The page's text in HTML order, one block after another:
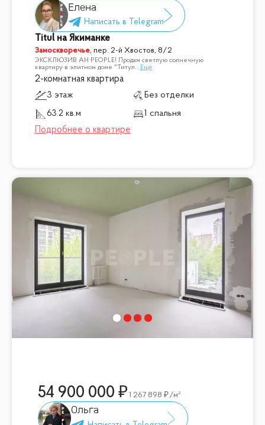
Елена
Titul на Якиманке
Замоскворечье, пер. 2-й Хвостов, 8/2
ЭКСКЛЮЗИВ АН PEOPLE! Продам светлую солнечную
квартиру в элитном доме "Титул... Ещё
2-комнатная квартира
3 этаж
Без отделки
63.2 кв.м
1 спальня
54 900 000 1 267 898 /м²
Ольга